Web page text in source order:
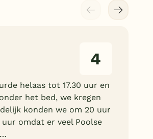
4
helaas tot 17.30 uur en
het bed, we kregen
konden we om 20 uur
omdat er veel Poolse